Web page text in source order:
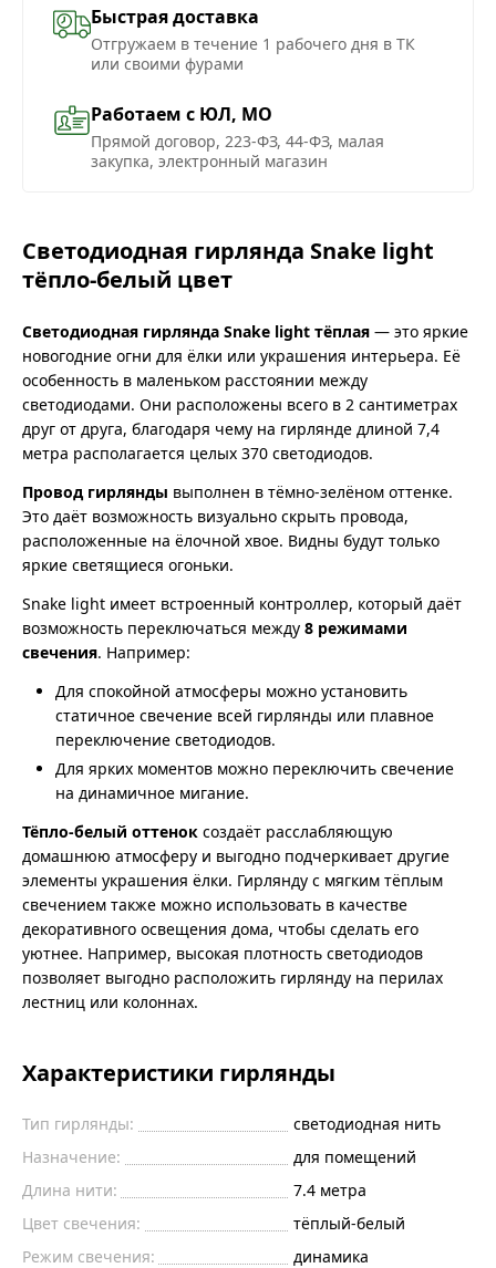
Быстрая доставка
Отгружаем в течение 1 рабочего дня в ТК
или своими фурами
Работаем с ЮЛ, МО
Прямой договор, 223-ФЗ, 44-ФЗ, малая
закупка, электронный магазин
Светодиодная гирлянда Snake light
тёпло-белый цвет
Светодиодная гирлянда Snake light тёплая — это яркие
новогодние огни для ёлки или украшения интерьера. Её
особенность в маленьком расстоянии между
светодиодами. Они расположены всего в 2 сантиметрах
друг от друга, благодаря чему на гирлянде длиной 7,4
метра располагается целых 370 светодиодов.
Провод гирлянды выполнен в тёмно-зелёном оттенке.
Это даёт возможность визуально скрыть провода,
расположенные на ёлочной хвое. Видны будут только
яркие светящиеся огоньки.
Snake light имеет встроенный контроллер, который даёт
возможность переключаться между 8 режимами
свечения. Например:
Для спокойной атмосферы можно установить
статичное свечение всей гирлянды или плавное
переключение светодиодов.
Для ярких моментов можно переключить свечение
на динамичное мигание.
Тёпло-белый оттенок создаёт расслабляющую
домашнюю атмосферу и выгодно подчеркивает другие
элементы украшения ёлки. Гирлянду с мягким тёплым
свечением также можно использовать в качестве
декоративного освещения дома, чтобы сделать его
уютнее. Например, высокая плотность светодиодов
позволяет выгодно расположить гирлянду на перилах
лестниц или колоннах.
Характеристики гирлянды
Тип гирлянды:
светодиодная нить
Назначение:
для помещений
Длина нити:
7.4 метра
Цвет свечения:
тёплый-белый
Режим свечения:
динамика